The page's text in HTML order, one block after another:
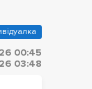
00:45
03:48